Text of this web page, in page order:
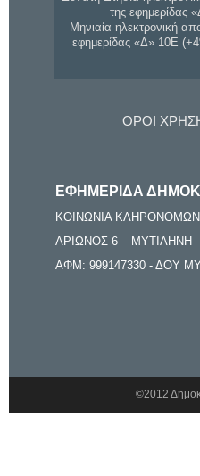
της εφημερίδας
Μηνιαία ηλεκτρονική
εφημερίδας «Δ» 10Ε
ΟΡΟΙ
ΕΦΗΜΕΡΙΔΑ
ΚΟΙΝΩΝΙΑ
ΑΡΙΩΝΟΣ 6 – ΜΥΤΙΛΗΝΗ
ΑΦΜ: 999147330 - ΔΟΥ
©2012